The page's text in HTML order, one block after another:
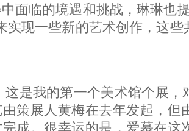
面临的境遇和挑战，琳琳也
实现一些新的艺术创作，这
这是我的第一个美术馆个展，
策展人黄梅在去年发起，但
成。很幸运的是，爱慕在这